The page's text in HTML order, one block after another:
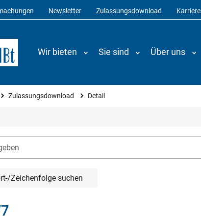
Newsletter Zulassungsdownload Karriere
Wir bieten Sie sind Über uns
Zulassungsdownload Detail
Zeichenfolge suchen